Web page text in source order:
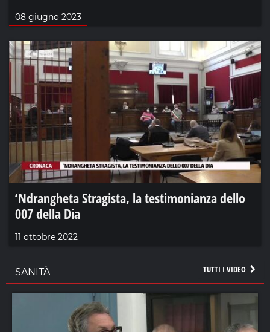
08 giugno 2023
‘Ndrangheta Stragista, la testimonianza dello
007 della Dia
11 ottobre 2022
TUTTI I VIDEO
SANITÀ